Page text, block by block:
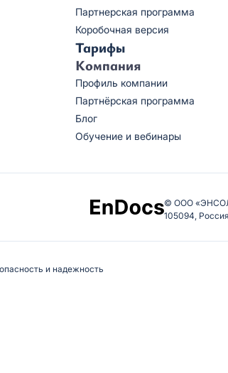
Партнерская программа
Коробочная версия
Тарифы
Компания
Профиль компании
Партнёрская программа
Блог
Обучение и вебинары
© ООО
105094,
и надежность